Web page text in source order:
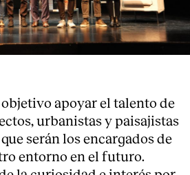
apoyar el talento de
urbanistas y paisajistas
serán los encargados de
entorno en el futuro.